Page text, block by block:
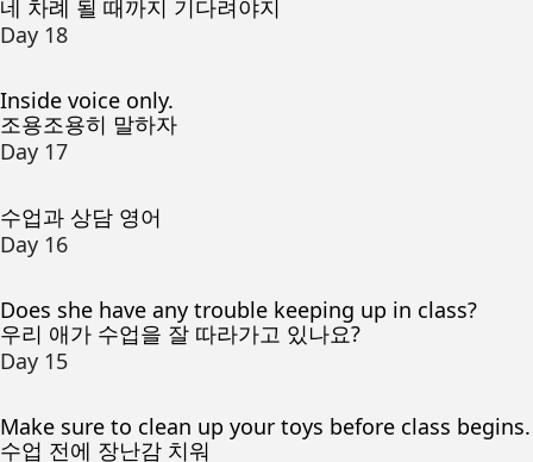
네 차례 될 때까지 기다려야지
Day 18
Inside voice only.
조용조용히 말하자
Day 17
수업과 상담 영어
Day 16
Does she have any trouble keeping up in class?
우리 애가 수업을 잘 따라가고 있나요?
Day 15
Make sure to clean up your toys before class begins.
수업 전에 장난감 치워